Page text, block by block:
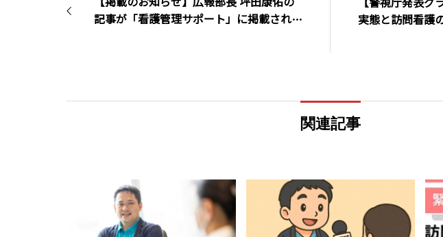
記事が「看護管理サポート」に掲載されま
実態と訪問看護
関連記事